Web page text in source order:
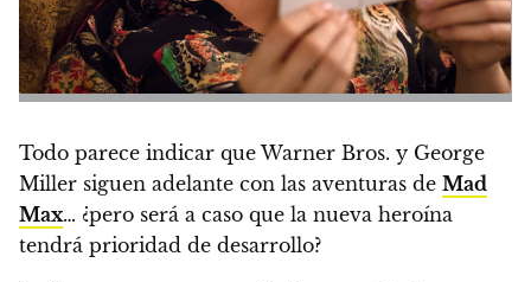
Todo parece indicar que Warner Bros. y George
Miller siguen adelante con las aventuras de Mad
Max… ¿pero será a caso que la nueva heroína
tendrá prioridad de desarrollo?